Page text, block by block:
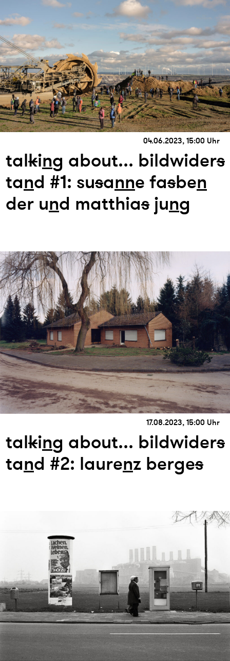
04.06.2023, 15:00 Uhr
talking about... bildwiders
tand #1: susanne fasben
der und matthiasjung
17.08.2023, 15:00 Uhr
talking about... bildwiders
tand #2: laurenz berges